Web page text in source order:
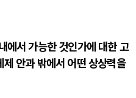
에서 가능한 것인가에 대한 고
안과 밖에서 어떤 상상력을